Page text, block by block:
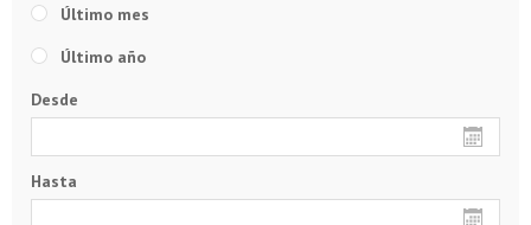
Último mes
Último año
Desde
Hasta